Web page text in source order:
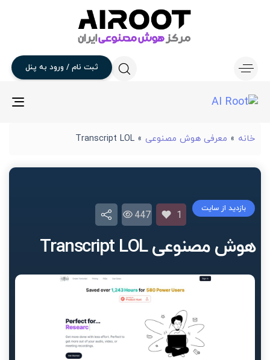
ثبت نام / ورود به پنل
خانه » معرفی هوش مصنوعی »
Transcript LOL
هوش مصنوعی Transcript LOL
بازدید از سایت
1
447